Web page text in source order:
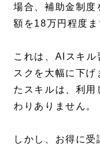
場合、補助金制度
額を18万円程度ま
これは、AIスキル
スクを大幅に下
たスキルは、利用
わりありません。
しかし、お得に